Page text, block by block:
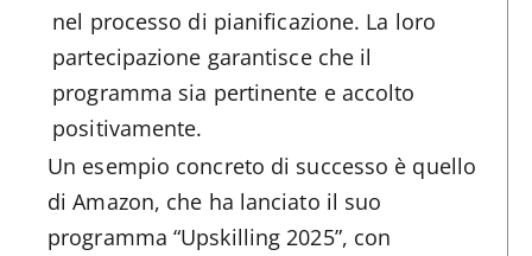
nel processo di pianificazione. La loro
partecipazione garantisce che il
programma sia pertinente e accolto
positivamente.
Un esempio concreto di successo è quello
di Amazon, che ha lanciato il suo
programma “Upskilling 2025”, con